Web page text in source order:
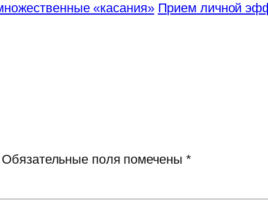
«касания» Прием личной
Обязательные поля помечены *